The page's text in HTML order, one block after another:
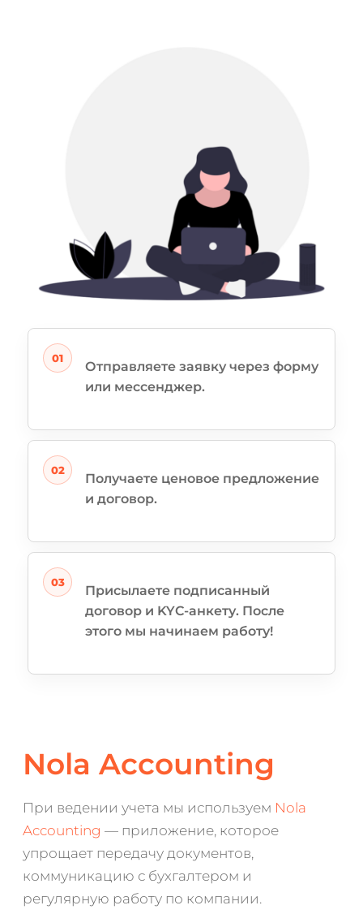
Отправляете заявку через форму
или мессенджер.
Получаете ценовое предложение
и договор.
Присылаете подписанный
договор и KYC-анкету. После
этого мы начинаем работу!
Nola Accounting
При ведении учета мы используем Nola
Accounting — приложение, которое
упрощает передачу документов,
коммуникацию с бухгалтером и
регулярную работу по компании.